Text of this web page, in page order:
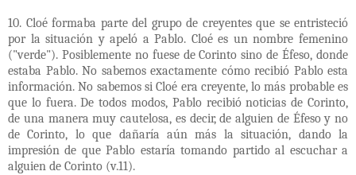
10. Cloé formaba parte del grupo de creyentes que se entristeció
por la situación y apeló a Pablo. Cloé es un nombre femenino
("verde"). Posiblemente no fuese de Corinto sino de Éfeso, donde
estaba Pablo. No sabemos exactamente cómo recibió Pablo esta
información. No sabemos si Cloé era creyente, lo más probable es
que lo fuera. De todos modos, Pablo recibió noticias de Corinto,
de una manera muy cautelosa, es decir, de alguien de Éfeso y no
de Corinto, lo que dañaría aún más la situación, dando la
impresión de que Pablo estaría tomando partido al escuchar a
alguien de Corinto (v.11).